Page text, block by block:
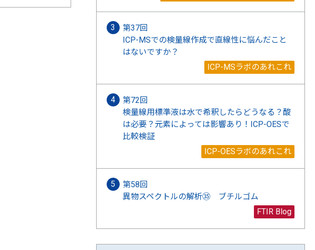
第37回
ICP-MSでの検量線作成で直線性に悩んだこと
はないですか？
ICP-MSラボのあれこれ
第72回
検量線用標準液は水で希釈したらどうなる？酸
は必要？元素によっては影響あり！ICP-OESで
比較検証
ICP-OESラボのあれこれ
第58回
異物スペクトルの解析㉟ ブチルゴム
FTIR Blog